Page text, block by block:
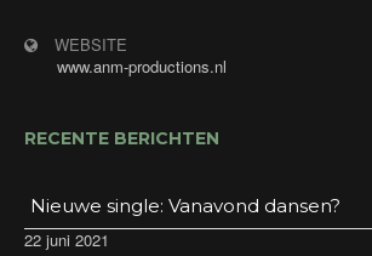
WEBSITE
www.anm-productions.nl
RECENTE BERICHTEN
Nieuwe single: Vanavond dansen?
22 juni 2021